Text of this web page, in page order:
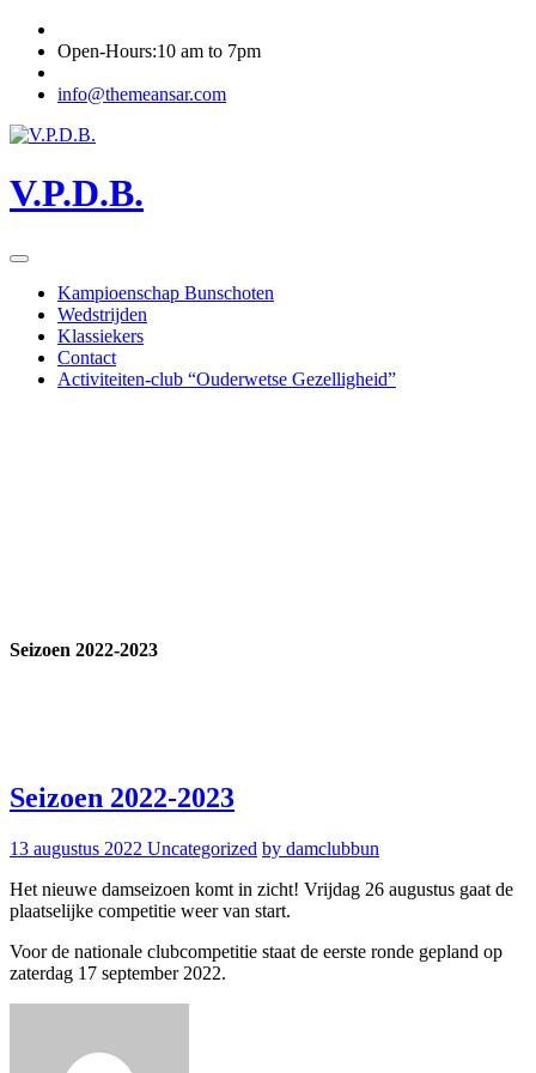
Open-Hours:10 am to 7pm
info@themeansar.com
V.P.D.B.
Kampioenschap Bunschoten
Wedstrijden
Klassiekers
Contact
Activiteiten-club “Ouderwetse Gezelligheid”
Seizoen 2022-2023
Seizoen 2022-2023
13 augustus 2022 Uncategorized by damclubbun
Het nieuwe damseizoen komt in zicht! Vrijdag 26 augustus gaat de
plaatselijke competitie weer van start.
Voor de nationale clubcompetitie staat de eerste ronde gepland op
zaterdag 17 september 2022.